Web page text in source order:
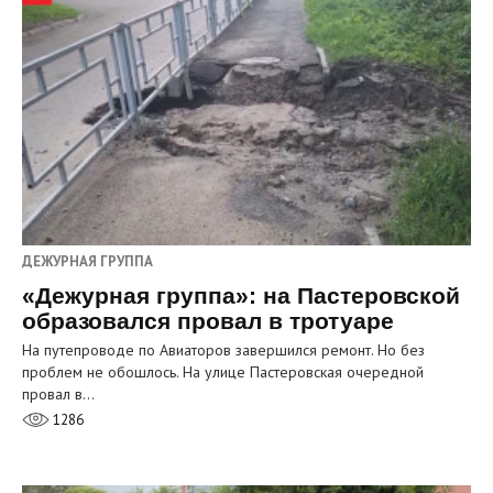
ДЕЖУРНАЯ ГРУППА
«Дежурная группа»: на Пастеровской
образовался провал в тротуаре
На путепроводе по Авиаторов завершился ремонт. Но без
проблем не обошлось. На улице Пастеровская очередной
провал в…
1286